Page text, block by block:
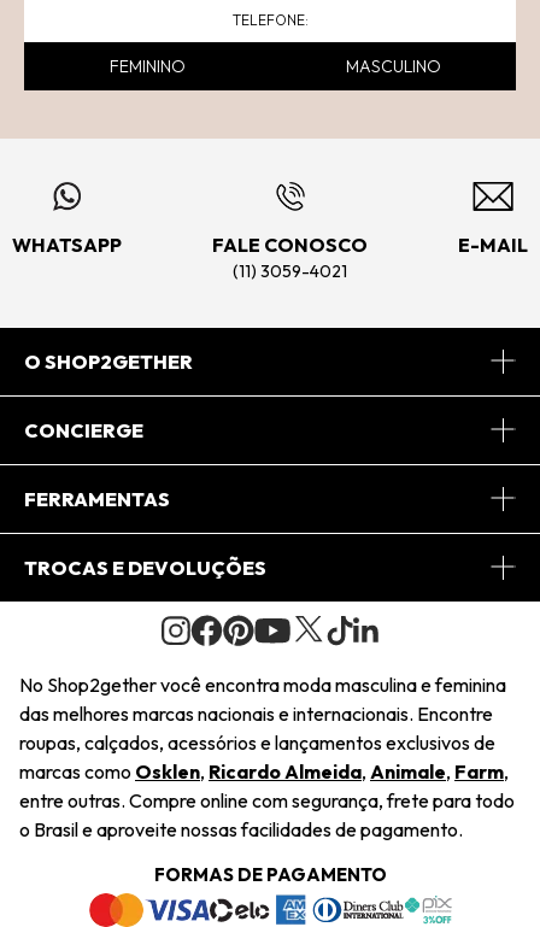
FEMININO MASCULINO
WHATSAPP FALE CONOSCO
(11) 3059-4021
E-MAIL
O SHOP2GETHER
Sobre Nós
Journal
Saiu na Mídia
Sustentabilidade
Navegando
Termos e Condições
CONCIERGE
Central de Relacionamento
Regulamento e Promoções
FERRAMENTAS
Minha Conta
Pedido de Presente
Wishlist
TROCAS E DEVOLUÇÕES
Condições Gerais
Troca Fácil
Restituição de Pagamento
Dúvidas Frequentes
Termos e Condições
No Shop2gether você encontra moda masculina e feminina
das melhores marcas nacionais e internacionais. Encontre
roupas, calçados, acessórios e lançamentos exclusivos de
marcas como Osklen, Ricardo Almeida, Animale, Farm,
entre outras. Compre online com segurança, frete para todo
o Brasil e aproveite nossas facilidades de pagamento.
FORMAS DE PAGAMENTO